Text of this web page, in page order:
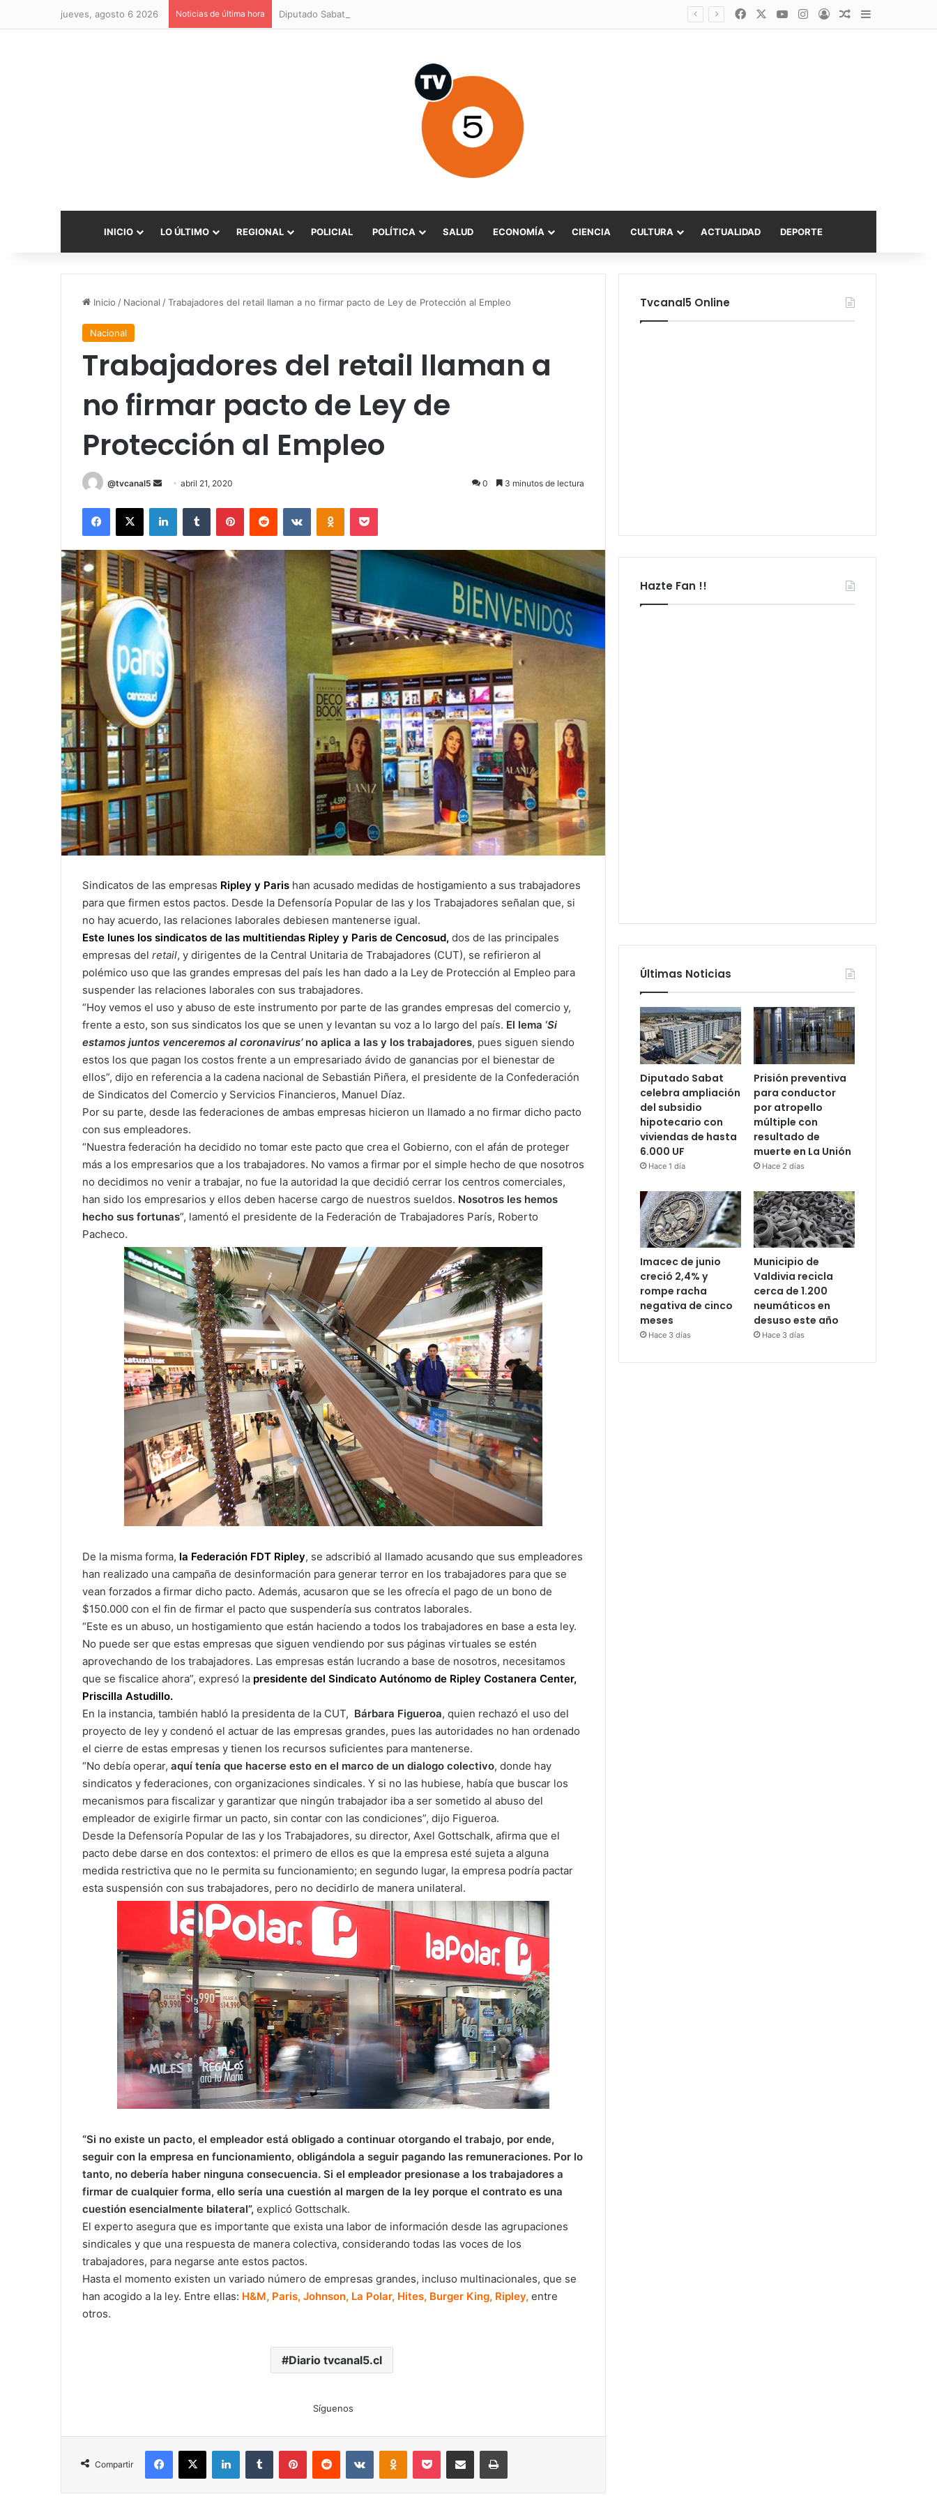
jueves, agosto 6 2026 Noticias de última hora Diputado Sabat celebra ampliación del subsidio hipotecario con viviendas de hasta 6.000 UF FacebookYouTubeInstagram
AccesoPublicación al
Barra lateral
INICIO LO ÚLTIMO REGIONAL POLICIAL POLÍTICA SALUD ECONOMÍA CIENCIA CULTURA ACTUALIDAD DEPORTE
Inicio / Nacional /Trabajadores del retail llaman a no firmar pacto de Ley de Protección al Empleo
Nacional
Trabajadores del retail llaman a
no firmar pacto de Ley de
Protección al Empleo
@tvcanal5
Send
email
abril 21, 2020 0 3 minutos de lectura
Facebook
X LinkedInTumblr PinterestReddit VKontakteOdnoklassniki
Pocket
Sindicatos de las empresas Ripley y Paris han acusado medidas de hostigamiento a sus trabajadores
para que firmen estos pactos. Desde la Defensoría Popular de las y los Trabajadores señalan que, si
no hay acuerdo, las relaciones laborales debiesen mantenerse igual.
Este lunes los sindicatos de las multitiendas Ripley y Paris de Cencosud, dos de las principales
empresas del retail, y dirigentes de la Central Unitaria de Trabajadores (CUT), se refirieron al
polémico uso que las grandes empresas del país les han dado a la Ley de Protección al Empleo para
suspender las relaciones laborales con sus trabajadores.
“Hoy vemos el uso y abuso de este instrumento por parte de las grandes empresas del comercio y,
frente a esto, son sus sindicatos los que se unen y levantan su voz a lo largo del país. El lema ‘Si
estamos juntos venceremos al coronavirus’no aplica a las y los trabajadores, pues siguen siendo
estos los que pagan los costos frente a un empresariado ávido de ganancias por el bienestar de
ellos”, dijo en referencia a la cadena nacional de Sebastián Piñera, el presidente de la Confederación
de Sindicatos del Comercio y Servicios Financieros, Manuel Díaz.
Por su parte, desde las federaciones de ambas empresas hicieron un llamado a no firmar dicho pacto
con sus empleadores.
“Nuestra federación ha decidido no tomar este pacto que crea el Gobierno, con el afán de proteger
más a los empresarios que a los trabajadores. No vamos a firmar por el simple hecho de que nosotros
no decidimos no venir a trabajar, no fue la autoridad la que decidió cerrar los centros comerciales,
han sido los empresarios y ellos deben hacerse cargo de nuestros sueldos. Nosotros les hemos
hecho sus fortunas”, lamentó el presidente de la Federación de Trabajadores París, Roberto
Pacheco.
De la misma forma, la Federación FDT Ripley, se adscribió al llamado acusando que sus empleadores
han realizado una campaña de desinformación para generar terror en los trabajadores para que se
vean forzados a firmar dicho pacto. Además, acusaron que se les ofrecía el pago de un bono de
$150.000 con el fin de firmar el pacto que suspendería sus contratos laborales.
“Este es un abuso, un hostigamiento que están haciendo a todos los trabajadores en base a esta ley.
No puede ser que estas empresas que siguen vendiendo por sus páginas virtuales se estén
aprovechando de los trabajadores. Las empresas están lucrando a base de nosotros, necesitamos
que se fiscalice ahora”, expresó la presidente del Sindicato Autónomo de Ripley Costanera Center,
Priscilla Astudillo.
En la instancia, también habló la presidenta de la CUT, Bárbara Figueroa, quien rechazó el uso del
proyecto de ley y condenó el actuar de las empresas grandes, pues las autoridades no han ordenado
el cierre de estas empresas y tienen los recursos suficientes para mantenerse.
“No debía operar, aquí tenía que hacerse esto en el marco de un dialogo colectivo, donde hay
sindicatos y federaciones, con organizaciones sindicales. Y si no las hubiese, había que buscar los
mecanismos para fiscalizar y garantizar que ningún trabajador iba a ser sometido al abuso del
empleador de exigirle firmar un pacto, sin contar con las condiciones”, dijo Figueroa.
Desde la Defensoría Popular de las y los Trabajadores, su director, Axel Gottschalk, afirma que el
pacto debe darse en dos contextos: el primero de ellos es que la empresa esté sujeta a alguna
medida restrictiva que no le permita su funcionamiento; en segundo lugar, la empresa podría pactar
esta suspensión con sus trabajadores, pero no decidirlo de manera unilateral.
“Si no existe un pacto, el empleador está obligado a continuar otorgando el trabajo, por ende,
seguir con la empresa en funcionamiento, obligándola a seguir pagando las remuneraciones. Por lo
tanto, no debería haber ninguna consecuencia. Si el empleador presionase a los trabajadores a
firmar de cualquier forma, ello sería una cuestión al margen de la ley porque el contrato es una
cuestión esencialmente bilateral”, explicó Gottschalk.
El experto asegura que es importante que exista una labor de información desde las agrupaciones
sindicales y que una respuesta de manera colectiva, considerando todas las voces de los
trabajadores, para negarse ante estos pactos.
Hasta el momento existen un variado número de empresas grandes, incluso multinacionales, que se
han acogido a la ley. Entre ellas: H&M, Paris, Johnson, La Polar, Hites, Burger King, Ripley, entre
otros.
Diario tvcanal5.cl
Síguenos
Compartir
Facebook
X LinkedInTumblr PinterestReddit VKontakteOdnoklassniki
Pocket Compartir por correo electrónicoImprimir
Tvcanal5 Online
Hazte Fan !!
Últimas Noticias
Diputado Sabat
celebra ampliación
del subsidio
hipotecario con
viviendas de hasta
6.000 UF
Hace 1 día
Prisión preventiva
para conductor
por atropello
múltiple con
resultado de
muerte en La Unión
Hace 2 días
Imacec de junio
creció 2,4% y
rompe racha
negativa de cinco
meses
Hace 3 días
Municipio de
Valdivia recicla
cerca de 1.200
neumáticos en
desuso este año
Hace 3 días